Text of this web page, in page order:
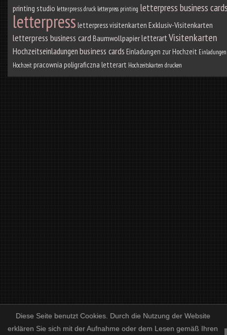
printing studio letterpress druck letterpress printing letterpress business
letterpress letterpress visitenkarten Exklusiv-Visitenkarten
letterpress business card BaumwollpapierletterartVisitenkarten
Hochzeitseinladungenbusiness cards Einladungen zur Hochzeit Einladungen
Hochzeitpracownia poligraficzna letterart Hochzeitskarten drucken
Diese Seite benutzt Cookies. Durch die Nutzung der Website
erklären Sie sich mit der Aufnahme oder dem Lesen gemäß Ihren